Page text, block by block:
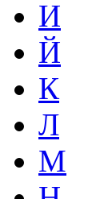
И
Й
К
Л
М